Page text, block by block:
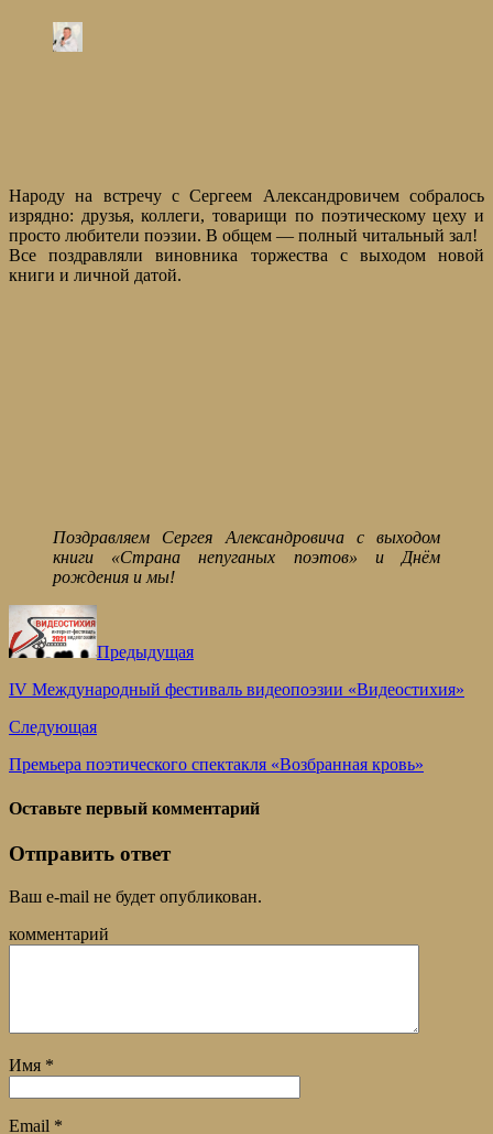
Народу на встречу с Сергеем Александровичем собралось
изрядно: друзья, коллеги, товарищи по поэтическому цеху и
просто любители поэзии. В общем — полный читальный зал!
Все поздравляли виновника торжества с выходом новой
книги и личной датой.
Поздравляем Сергея Александровича с выходом
книги «Страна непуганых поэтов» и Днём
рождения и мы!
Предыдущая
IV Международный фестиваль видеопоэзии «Видеостихия»
Следующая
Премьера поэтического спектакля «Возбранная кровь»
Оставьте первый комментарий
Отправить ответ
Ваш e-mail не будет опубликован.
комментарий
Имя *
Email *